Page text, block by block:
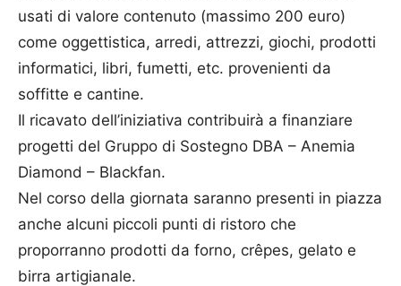
usati di valore contenuto (massimo 200 euro)
come oggettistica, arredi, attrezzi, giochi, prodotti
informatici, libri, fumetti, etc. provenienti da
soffitte e cantine.
Il ricavato dell’iniziativa contribuirà a finanziare
progetti del Gruppo di Sostegno DBA – Anemia
Diamond – Blackfan.
Nel corso della giornata saranno presenti in piazza
anche alcuni piccoli punti di ristoro che
proporranno prodotti da forno, crêpes, gelato e
birra artigianale.